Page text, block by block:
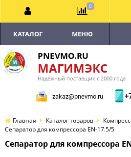
PNEVMO.RU
МАГИМЭКС
Надёжный поставщик с 2000 года
zakaz@pnevmo.ru
КАТАЛОГ МЕНЮ
Главная Каталог товаров
Сепаратор для компрессора EN-17.5/5
Сепаратор для компрессора
0